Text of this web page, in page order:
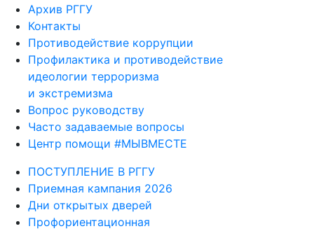
Архив РГГУ
Контакты
Противодействие коррупции
Профилактика и противодействие
идеологии терроризма
и экстремизма
Вопрос руководству
Часто задаваемые вопросы
Центр помощи #МЫВМЕСТЕ
ПОСТУПЛЕНИЕ В РГГУ
Приемная кампания 2026
Дни открытых дверей
Профориентационная